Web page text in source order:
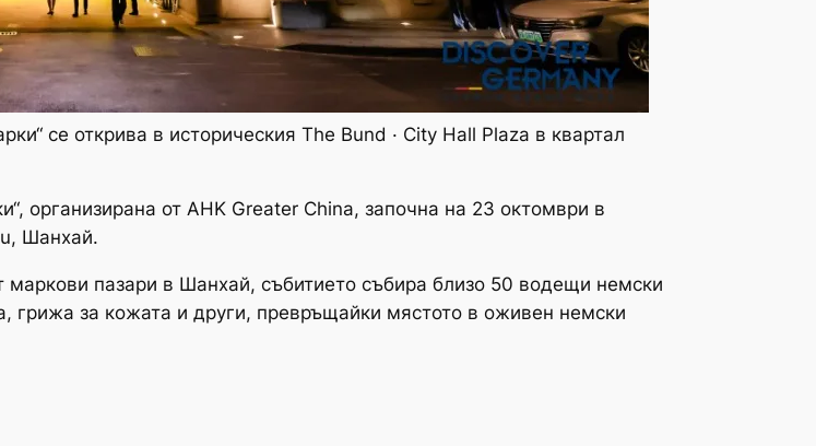
се открива в историческия The Bund · City Hall Plaza в квартал
организирана от AHK Greater China, започна на 23 октомври в
Шанхай.
маркови пазари в Шанхай, събитието събира близо 50 водещи немски
грижа за кожата и други, превръщайки мястото в оживен немски